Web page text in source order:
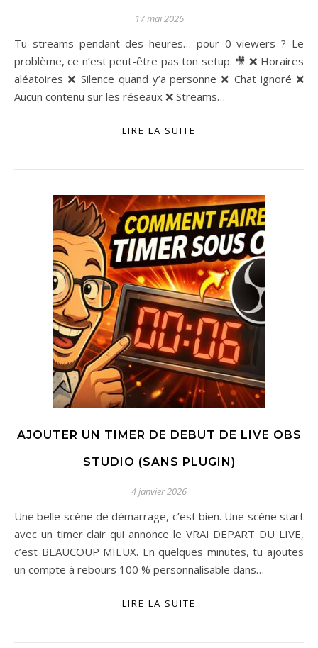
17 mai 2026
Tu streams pendant des heures… pour 0 viewers ? Le
problème, ce n’est peut-être pas ton setup. 🎥 ❌ Horaires
aléatoires ❌ Silence quand y’a personne ❌ Chat ignoré ❌
Aucun contenu sur les réseaux ❌ Streams…
LIRE LA SUITE
AJOUTER UN TIMER DE DEBUT DE LIVE OBS
STUDIO (SANS PLUGIN)
4 janvier 2026
Une belle scène de démarrage, c’est bien. Une scène start
avec un timer clair qui annonce le VRAI DEPART DU LIVE,
c’est BEAUCOUP MIEUX. En quelques minutes, tu ajoutes
un compte à rebours 100 % personnalisable dans…
LIRE LA SUITE